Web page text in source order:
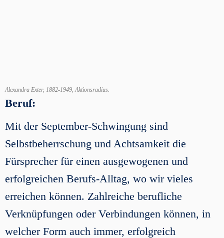
Alexandra Exter, 1882-1949, Aktionsradius.
Beruf:
Mit der September-Schwingung sind
Selbstbeherrschung und Achtsamkeit die
Fürsprecher für einen ausgewogenen und
erfolgreichen Berufs-Alltag, wo wir vieles
erreichen können. Zahlreiche berufliche
Verknüpfungen oder Verbindungen können, in
welcher Form auch immer, erfolgreich